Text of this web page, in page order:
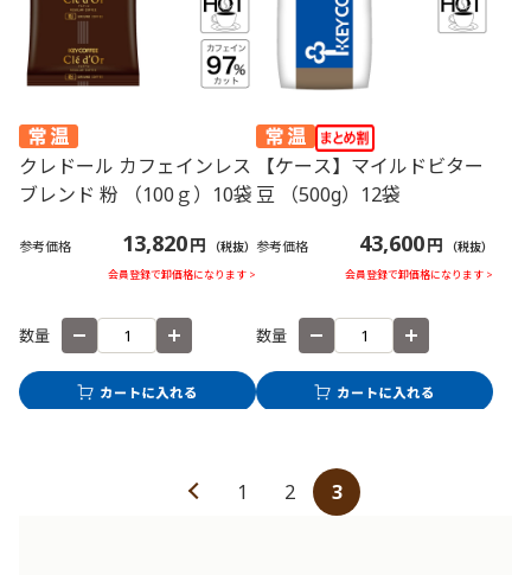
クレドール カフェインレス
ブレンド 粉 （100ｇ）10袋
参考価格 13,820円 （税抜）
会員登録で卸価格になります >
数量
【ケース】マイルドビター
豆 （500g）12袋
参考価格 43,600円 （税抜）
会員登録で卸価格になります >
数量
1 2 3